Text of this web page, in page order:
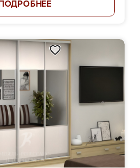
ПОДРОБНЕЕ